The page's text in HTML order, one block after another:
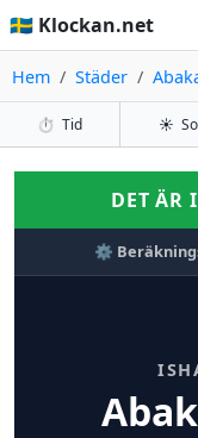
🇸🇪 Klockan.net
Hem Städer
⏱️ Tid ☀️
DET ÄR
⚙️